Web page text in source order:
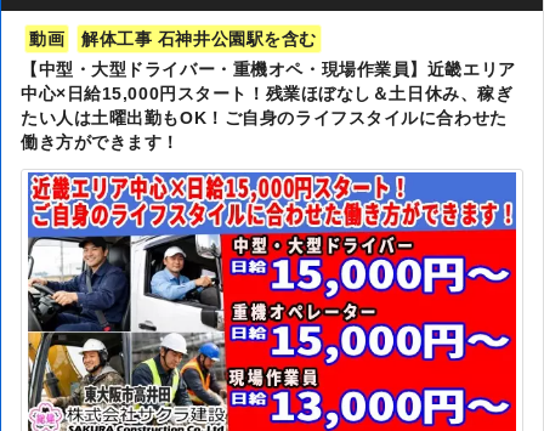
動画
解体工事 石神井公園駅を含む
【中型・大型ドライバー・重機オペ・現場作業員】近畿エリア
中心×日給15,000円スタート！残業ほぼなし＆土日休み、稼ぎ
たい人は土曜出勤もOK！ご自身のライフスタイルに合わせた
働き方ができます！